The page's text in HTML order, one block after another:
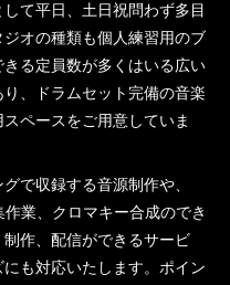
て平日、土日祝問わず多目
オの種類も個人練習用のブ
る定員数が多くはいる広い
、ドラムセット完備の音楽
ペースをご用意していま
で収録する音源制作や、
業、クロマキー合成のでき
作、配信ができるサービ
も対応いたします。ポイン